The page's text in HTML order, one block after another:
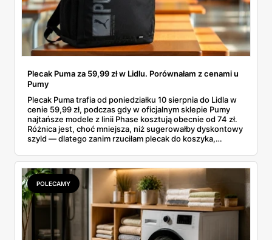
Plecak Puma za 59,99 zł w Lidlu. Porównałam z cenami u
Pumy
Plecak Puma trafia od poniedziałku 10 sierpnia do Lidla w
cenie 59,99 zł, podczas gdy w oficjalnym sklepie Pumy
najtańsze modele z linii Phase kosztują obecnie od 74 zł.
Różnica jest, choć mniejsza, niż sugerowałby dyskontowy
szyld — dlatego zanim rzuciłam plecak do koszyka,
rozpiska: co dokładnie sprzedaje Lidl, ile kosztują
odpowiedniki u producenta i komu ten zakup naprawdę
się opłaci.
POLECAMY